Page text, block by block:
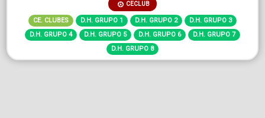
CECLUB
CE. CLUBES D.H. GRUPO 1 D.H. GRUPO 2
D.H. GRUPO 3
D.H. GRUPO 4
D.H. GRUPO 5 D.H. GRUPO 6
D.H. GRUPO 7
D.H. GRUPO 8